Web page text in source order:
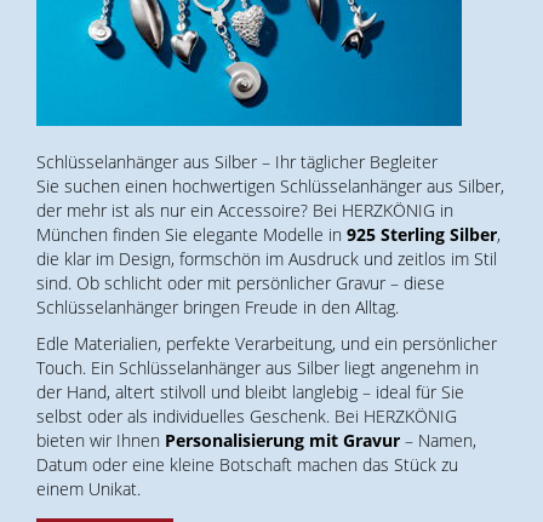
Schlüsselanhänger aus Silber – Ihr täglicher Begleiter
Sie suchen einen hochwertigen Schlüsselanhänger aus Silber,
der mehr ist als nur ein Accessoire? Bei HERZKÖNIG in
München finden Sie elegante Modelle in 925 Sterling Silber,
die klar im Design, formschön im Ausdruck und zeitlos im Stil
sind. Ob schlicht oder mit persönlicher Gravur – diese
Schlüsselanhänger bringen Freude in den Alltag.
Edle Materialien, perfekte Verarbeitung, und ein persönlicher
Touch. Ein Schlüsselanhänger aus Silber liegt angenehm in
der Hand, altert stilvoll und bleibt langlebig – ideal für Sie
selbst oder als individuelles Geschenk. Bei HERZKÖNIG
bieten wir Ihnen Personalisierung mit Gravur – Namen,
Datum oder eine kleine Botschaft machen das Stück zu
einem Unikat.